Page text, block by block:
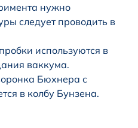
нужно
следует проводить в
используются в
ваккума.
Бюхнера с
в колбу Бунзена.